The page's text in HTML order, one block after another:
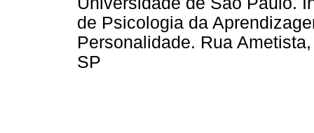
de Psicologia da
Personalidade. Rua
SP